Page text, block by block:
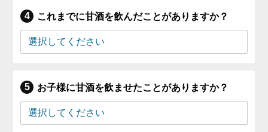
これまでに甘酒を飲んだことがありますか？
お子様に甘酒を飲ませたことがありますか？